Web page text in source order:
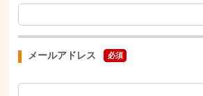
メールアドレス 必須